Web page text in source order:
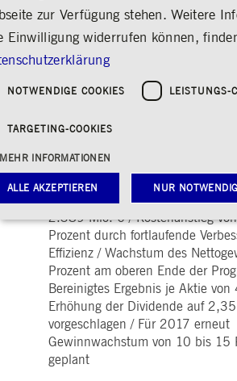
2016 mit
deutlichen
und
ab
Erschienen am: 15.02.2017
Nettoerlöse stiegen 2016 um 8
2.389 Mio. € / Kostenanstieg
Prozent durch fortlaufende
Effizienz / Wachstum des
Prozent am oberen Ende der
Bereinigtes Ergebnis je Aktie
Erhöhung der Dividende auf
vorgeschlagen / Für 2017 erneut
Gewinnwachstum von 10 bis 15
geplant
zur Verfügung stehen. Weitere
Einwilligung widerrufen können,
NOTWENDIGE COOKIES LEISTUNGS-
TARGETING-COOKIES
MEHR INFORMATIONEN
ALLE AKZEPTIEREN NUR
Notwendige Cookies Leistungs-Cookies
Cookies ermöglichen Kernfunktionen der Website wie
Ohne diese notwendigen Cookies kann die
Anbieter / Domain